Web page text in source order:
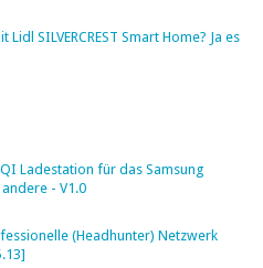
SILVERCREST Smart Home? Ja es
Ladestation für das Samsung
- V1.0
(Headhunter) Netzwerk